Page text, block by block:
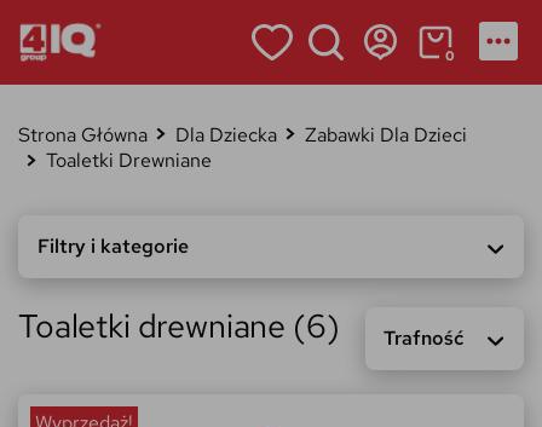
0
Strona Główna Dla Dziecka
Zabawki Dla Dzieci
Toaletki Drewniane
Filtry i kategorie
Toaletki drewniane (6) Trafność